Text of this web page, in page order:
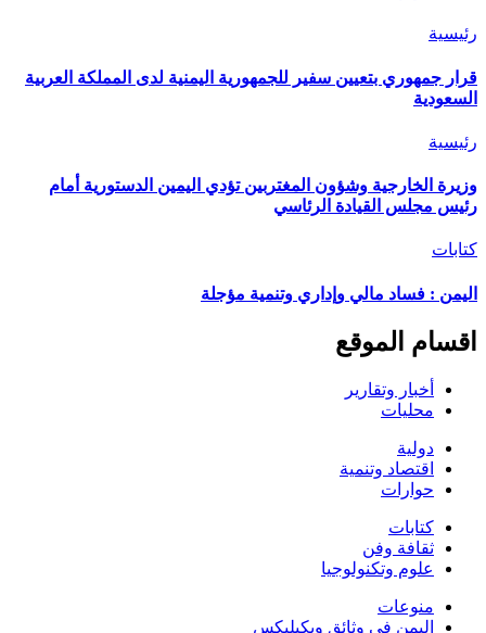
رئيسية
قرار جمهوري بتعيين سفير للجمهورية اليمنية لدى المملكة العربية
السعودية
رئيسية
وزيرة الخارجية وشؤون المغتربين تؤدي اليمين الدستورية أمام
رئيس مجلس القيادة الرئاسي
كتابات
اليمن : فساد مالي وإداري وتنمية مؤجلة
اقسام الموقع
أخبار وتقارير
محليات
دولية
اقتصاد وتنمية
حوارات
كتابات
ثقافة وفن
علوم وتكنولوجيا
منوعات
اليمن في وثائق ويكيليكس